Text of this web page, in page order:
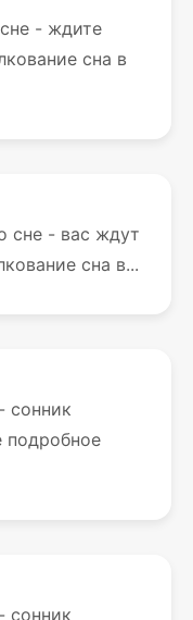
- ждите
сна в
сне - вас ждут
сна в...
сонник
подробное
сонник